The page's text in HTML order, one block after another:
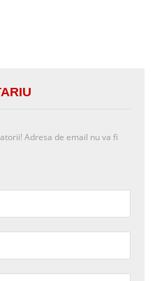
Adresa de email nu va fi